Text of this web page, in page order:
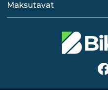
Maksutavat